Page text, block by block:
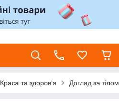
Краса та здоров'я Догляд за тілом